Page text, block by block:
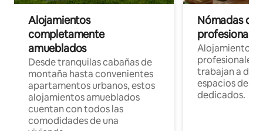
Alojamientos
completamente
amueblados
Desde tranquilas cabañas de
montaña hasta convenientes
apartamentos urbanos, estos
alojamientos amueblados
cuentan con todos las
comodidades de una
Nómadas
Alojamientos
profesionales
trabajan a
espacios de
dedicados.